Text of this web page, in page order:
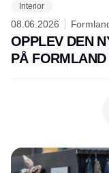
Interior
08.06.2026
OPPLEV DEN
PÅ